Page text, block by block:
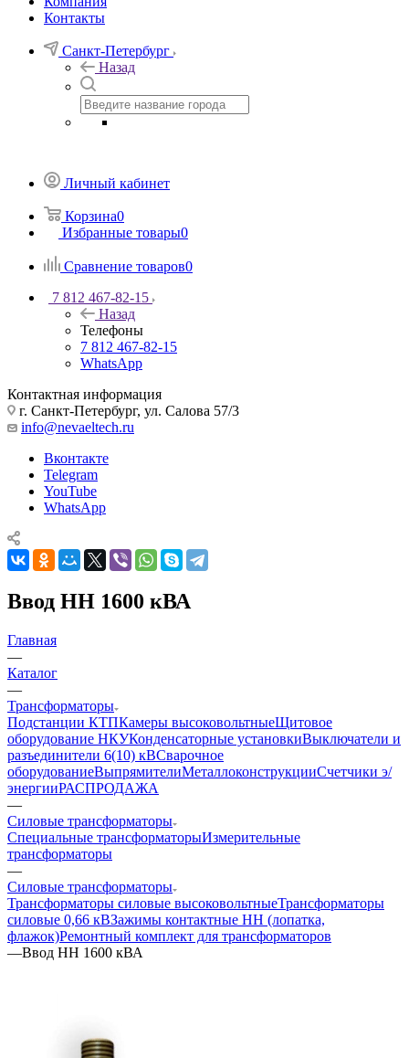
Контакты
Санкт-Петербург
Назад
Личный кабинет
Корзина0
Избранные товары0
Сравнение товаров0
7 812 467-82-15
Назад
Телефоны
7 812 467-82-15
WhatsApp
Контактная информация
г. Санкт-Петербург, ул. Салова 57/3
info@nevaeltech.ru
Вконтакте
Telegram
YouTube
WhatsApp
Ввод НН 1600 кВА
Главная
—
Каталог
—
Трансформаторы
Подстанции КТПКамеры высоковольтныеЩитовое
оборудование НКУКонденсаторные установкиВыключатели и
разъединители 6(10) кВСварочное
оборудованиеВыпрямителиМеталлоконструкцииСчетчики э/
энергииРАСПРОДАЖА
—
Силовые трансформаторы
Специальные трансформаторыИзмерительные
трансформаторы
—
Силовые трансформаторы
Трансформаторы силовые высоковольтныеТрансформаторы
силовые 0,66 кВЗажимы контактные НН (лопатка,
флажок)Ремонтный комплект для трансформаторов
—Ввод НН 1600 кВА